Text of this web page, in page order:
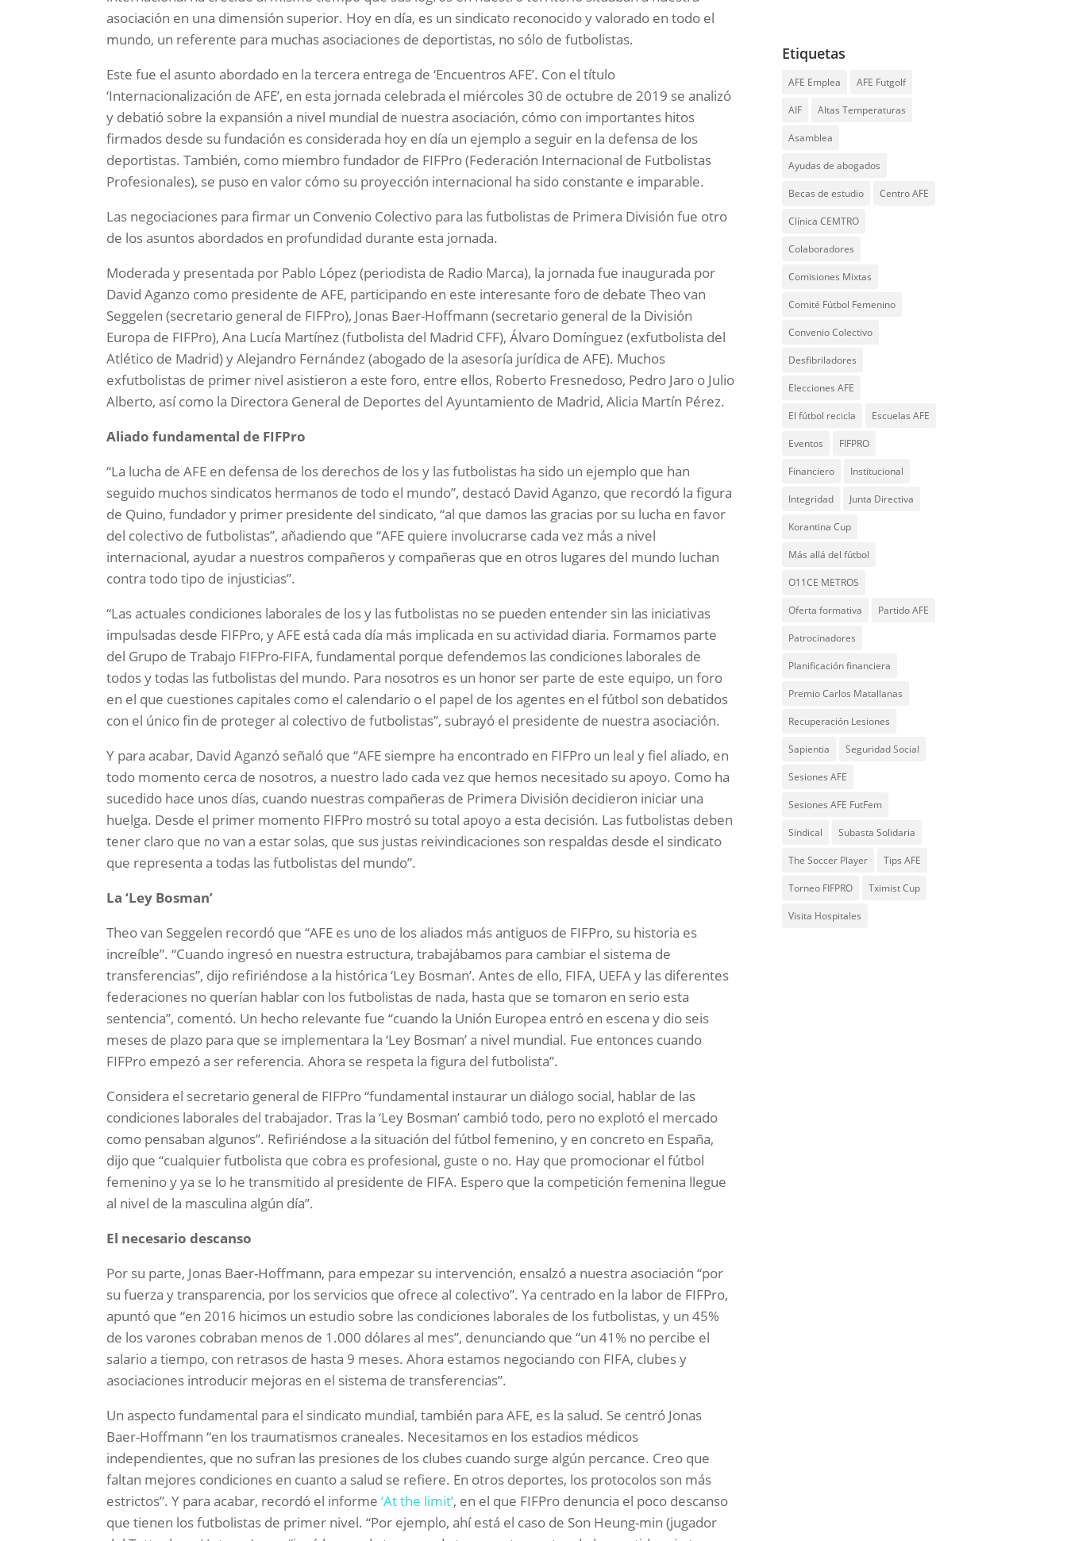
asociación en una dimensión superior. Hoy en día, es un sindicato reconocido y valorado en todo el
mundo, un referente para muchas asociaciones de deportistas, no sólo de futbolistas.
Este fue el asunto abordado en la tercera entrega de ‘Encuentros AFE’. Con el título
‘Internacionalización de AFE’, en esta jornada celebrada el miércoles 30 de octubre de 2019 se analizó
y debatió sobre la expansión a nivel mundial de nuestra asociación, cómo con importantes hitos
firmados desde su fundación es considerada hoy en día un ejemplo a seguir en la defensa de los
deportistas. También, como miembro fundador de FIFPro (Federación Internacional de Futbolistas
Profesionales), se puso en valor cómo su proyección internacional ha sido constante e imparable.
Las negociaciones para firmar un Convenio Colectivo para las futbolistas de Primera División fue otro
de los asuntos abordados en profundidad durante esta jornada.
Moderada y presentada por Pablo López (periodista de Radio Marca), la jornada fue inaugurada por
David Aganzo como presidente de AFE, participando en este interesante foro de debate Theo van
Seggelen (secretario general de FIFPro), Jonas Baer-Hoffmann (secretario general de la División
Europa de FIFPro), Ana Lucía Martínez (futbolista del Madrid CFF), Álvaro Domínguez (exfutbolista del
Atlético de Madrid) y Alejandro Fernández (abogado de la asesoría jurídica de AFE). Muchos
exfutbolistas de primer nivel asistieron a este foro, entre ellos, Roberto Fresnedoso, Pedro Jaro o Julio
Alberto, así como la Directora General de Deportes del Ayuntamiento de Madrid, Alicia Martín Pérez.
Aliado fundamental de FIFPro
“La lucha de AFE en defensa de los derechos de los y las futbolistas ha sido un ejemplo que han
seguido muchos sindicatos hermanos de todo el mundo”, destacó David Aganzo, que recordó la figura
de Quino, fundador y primer presidente del sindicato, “al que damos las gracias por su lucha en favor
del colectivo de futbolistas”, añadiendo que “AFE quiere involucrarse cada vez más a nivel
internacional, ayudar a nuestros compañeros y compañeras que en otros lugares del mundo luchan
contra todo tipo de injusticias”.
“Las actuales condiciones laborales de los y las futbolistas no se pueden entender sin las iniciativas
impulsadas desde FIFPro, y AFE está cada día más implicada en su actividad diaria. Formamos parte
del Grupo de Trabajo FIFPro-FIFA, fundamental porque defendemos las condiciones laborales de
todos y todas las futbolistas del mundo. Para nosotros es un honor ser parte de este equipo, un foro
en el que cuestiones capitales como el calendario o el papel de los agentes en el fútbol son debatidos
con el único fin de proteger al colectivo de futbolistas”, subrayó el presidente de nuestra asociación.
Y para acabar, David Aganzó señaló que “AFE siempre ha encontrado en FIFPro un leal y fiel aliado, en
todo momento cerca de nosotros, a nuestro lado cada vez que hemos necesitado su apoyo. Como ha
sucedido hace unos días, cuando nuestras compañeras de Primera División decidieron iniciar una
huelga. Desde el primer momento FIFPro mostró su total apoyo a esta decisión. Las futbolistas deben
tener claro que no van a estar solas, que sus justas reivindicaciones son respaldas desde el sindicato
que representa a todas las futbolistas del mundo”.
La ‘Ley Bosman’
Theo van Seggelen recordó que “AFE es uno de los aliados más antiguos de FIFPro, su historia es
increíble”. “Cuando ingresó en nuestra estructura, trabajábamos para cambiar el sistema de
transferencias”, dijo refiriéndose a la histórica ‘Ley Bosman’. Antes de ello, FIFA, UEFA y las diferentes
federaciones no querían hablar con los futbolistas de nada, hasta que se tomaron en serio esta
sentencia”, comentó. Un hecho relevante fue “cuando la Unión Europea entró en escena y dio seis
meses de plazo para que se implementara la ‘Ley Bosman’ a nivel mundial. Fue entonces cuando
FIFPro empezó a ser referencia. Ahora se respeta la figura del futbolista”.
Considera el secretario general de FIFPro “fundamental instaurar un diálogo social, hablar de las
condiciones laborales del trabajador. Tras la ‘Ley Bosman’ cambió todo, pero no explotó el mercado
como pensaban algunos”. Refiriéndose a la situación del fútbol femenino, y en concreto en España,
dijo que “cualquier futbolista que cobra es profesional, guste o no. Hay que promocionar el fútbol
femenino y ya se lo he transmitido al presidente de FIFA. Espero que la competición femenina llegue
al nivel de la masculina algún día”.
El necesario descanso
Por su parte, Jonas Baer-Hoffmann, para empezar su intervención, ensalzó a nuestra asociación “por
su fuerza y transparencia, por los servicios que ofrece al colectivo”. Ya centrado en la labor de FIFPro,
apuntó que “en 2016 hicimos un estudio sobre las condiciones laborales de los futbolistas, y un 45%
de los varones cobraban menos de 1.000 dólares al mes”, denunciando que “un 41% no percibe el
salario a tiempo, con retrasos de hasta 9 meses. Ahora estamos negociando con FIFA, clubes y
asociaciones introducir mejoras en el sistema de transferencias”.
Un aspecto fundamental para el sindicato mundial, también para AFE, es la salud. Se centró Jonas
Baer-Hoffmann “en los traumatismos craneales. Necesitamos en los estadios médicos
independientes, que no sufran las presiones de los clubes cuando surge algún percance. Creo que
faltan mejores condiciones en cuanto a salud se refiere. En otros deportes, los protocolos son más
estrictos”. Y para acabar, recordó el informe‘At the limit’, en el que FIFPro denuncia el poco descanso
que tienen los futbolistas de primer nivel. “Por ejemplo, ahí está el caso de Son Heung-min (jugador
Etiquetas
AFE Emplea AFE Futgolf
AIF Altas Temperaturas
Asamblea
Ayudas de abogados
Becas de estudio Centro AFE
Clínica CEMTRO
Colaboradores
Comisiones Mixtas
Comité Fútbol Femenino
Convenio Colectivo
Desfibriladores
Elecciones AFE
El fútbol recicla Escuelas AFE
Eventos FIFPRO
Financiero Institucional
Integridad Junta Directiva
Korantina Cup
Más allá del fútbol
O11CE METROS
Oferta formativa Partido AFE
Patrocinadores
Planificación financiera
Premio Carlos Matallanas
Recuperación Lesiones
Sapientia Seguridad Social
Sesiones AFE
Sesiones AFE FutFem
Sindical Subasta Solidaria
The Soccer Player Tips AFE
Torneo FIFPRO Tximist Cup
Visita Hospitales